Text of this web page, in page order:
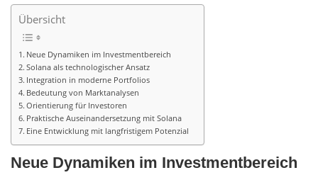
Übersicht
Neue Dynamiken im Investmentbereich
Solana als technologischer Ansatz
Integration in moderne Portfolios
Bedeutung von Marktanalysen
Orientierung für Investoren
Praktische Auseinandersetzung mit Solana
Eine Entwicklung mit langfristigem Potenzial
Neue Dynamiken im Investmentbereich